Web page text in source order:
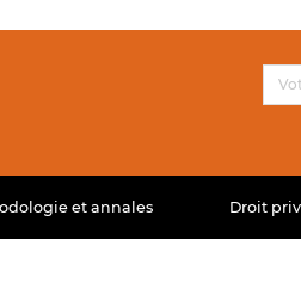
et annales Droit